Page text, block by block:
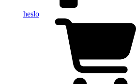
heslo